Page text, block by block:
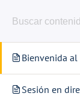
contenido
Inicio
momento
Bienvenida al
Sesión en